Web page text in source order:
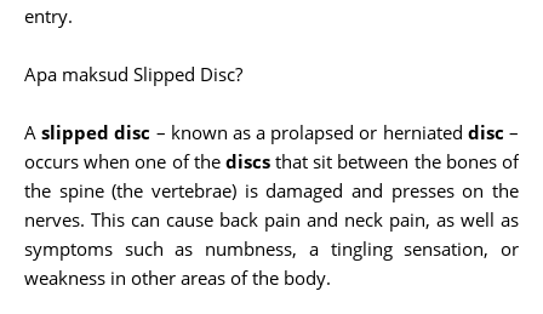
entry.
Apa maksud Slipped Disc?
Aslipped disc – known as a prolapsed or herniated disc –
occurs when one of the discsthat sit between the bones of
the spine (the vertebrae) is damaged and presses on the
nerves. This can cause back pain and neck pain, as well as
symptoms such as numbness, a tingling sensation, or
weakness in other areas of the body.